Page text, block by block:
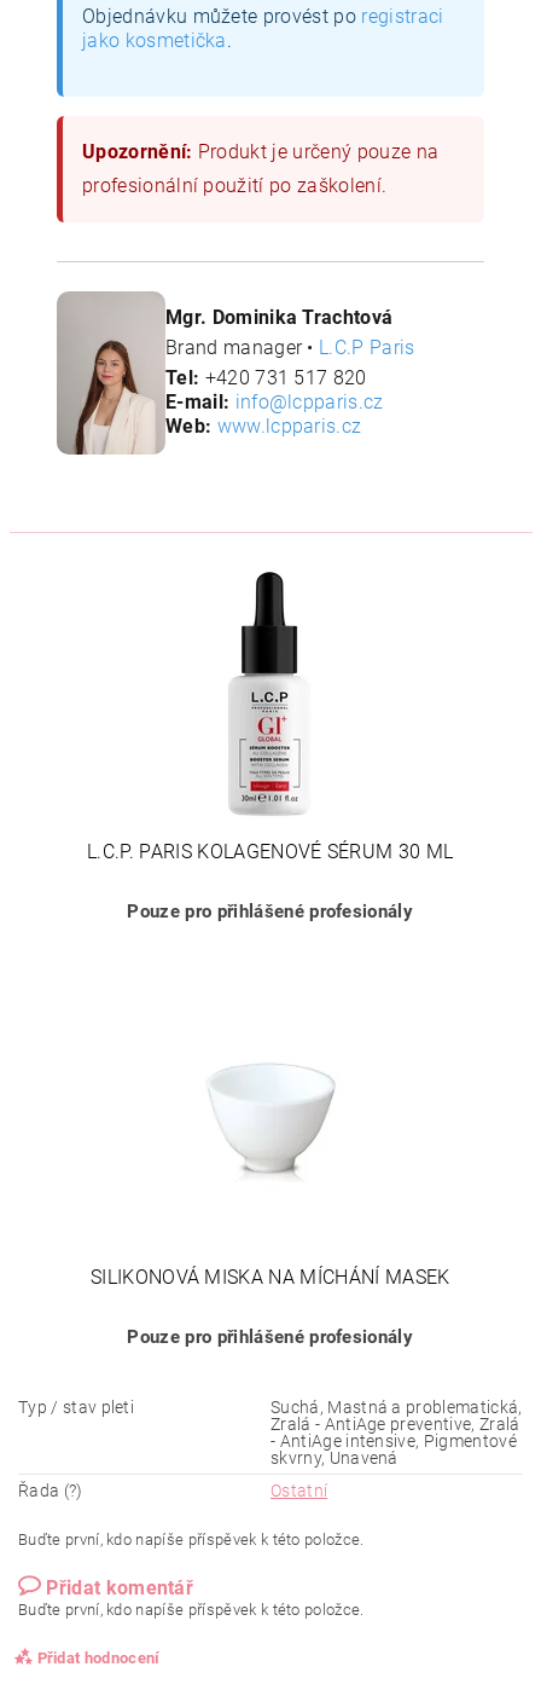
Objednávku můžete provést po registraci
jako kosmetička.
Upozornění: Produkt je určený pouze na
profesionální použití po zaškolení.
Mgr. Dominika Trachtová
Brand manager • L.C.P Paris
Tel: +420 731 517 820
E-mail: info@lcpparis.cz
Web: www.lcpparis.cz
L.C.P. PARIS KOLAGENOVÉ SÉRUM 30 ML
Pouze pro přihlášené profesionály
SILIKONOVÁ MISKA NA MÍCHÁNÍ MASEK
Pouze pro přihlášené profesionály
Typ / stav pleti
Suchá, Mastná a problematická,
Zralá - AntiAge preventive, Zralá
- AntiAge intensive, Pigmentové
skvrny, Unavená
Řada (?)
Ostatní
Buďte první, kdo napíše příspěvek k této položce.
Přidat komentář
Buďte první, kdo napíše příspěvek k této položce.
Přidat hodnocení